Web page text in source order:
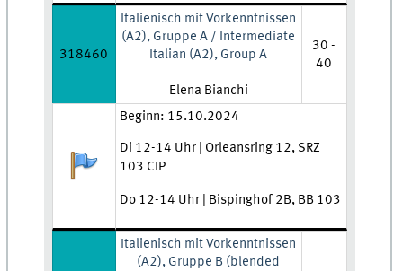
318460
Italienisch mit Vorkenntnissen
(A2), Gruppe A / Intermediate
Italian (A2), Group A
Lehrkraft:
Elena Bianchi
30 -
40
Anmeldestatus:
Zeit und Ort:
Beginn: 15.10.2024
Di 12-14 Uhr | Orleansring 12, SRZ
103 CIP
Do 12-14 Uhr | Bispinghof 2B, BB 103
Italienisch mit Vorkenntnissen
(A2), Gruppe B (blended